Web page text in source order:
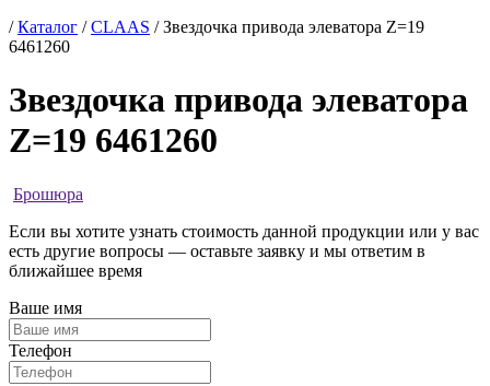
/Каталог /CLAAS / Звездочка привода элеватора Z=19
6461260
Звездочка привода элеватора
Z=19 6461260
Брошюра
Если вы хотите узнать стоимость данной продукции или у вас
есть другие вопросы — оставьте заявку и мы ответим в
ближайшее время
Ваше имя
Телефон